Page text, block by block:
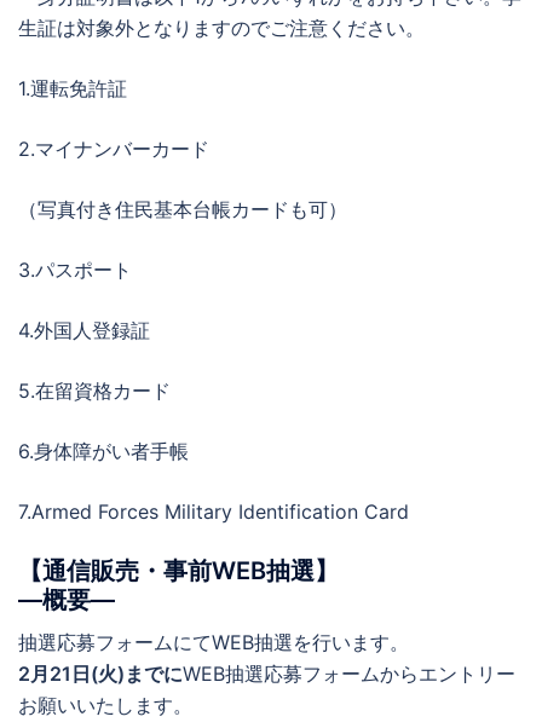
生証は対象外となりますのでご注意ください。
1.運転免許証
2.マイナンバーカード
（写真付き住民基本台帳カードも可）
3.パスポート
4.外国人登録証
5.在留資格カード
6.身体障がい者手帳
7.Armed Forces Military Identification Card
【通信販売・事前WEB抽選】
―概要―
抽選応募フォームにてWEB抽選を行います。
2月21日(火)までにWEB抽選応募フォームからエントリー
お願いいたします。